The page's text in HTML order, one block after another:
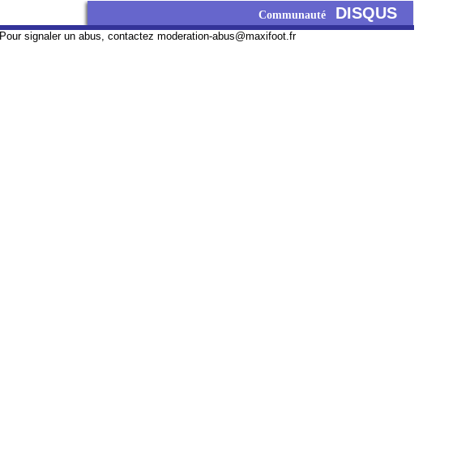
Communauté DISQUS
Pour signaler un abus, contactez moderation-abus@maxifoot.fr